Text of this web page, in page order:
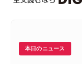
本日のニュース